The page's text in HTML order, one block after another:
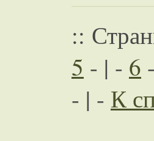
::
5 - | - 6
- | - К